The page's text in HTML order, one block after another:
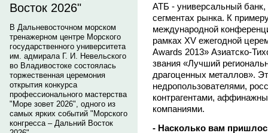
Восток 2026"
В Дальневосточном морском
тренажерном центре Морского
государственного университета
им. адмирала Г. И. Невельского
во Владивостоке состоялась
торжественная церемония
открытия конкурса
профессионального мастерства
"Море зовет 2026", одного из
самых ярких событий "Морского
конгресса – Дальний Восток
АТБ - универсальный банк,
сегментах рынка. К
международной
рамках XV ежегодной
Awards 2013» Азиатско-
звания «Лучший
драгоценных металлов».
недропользователями,
контрагентами,
компаниями.
- Насколько вам